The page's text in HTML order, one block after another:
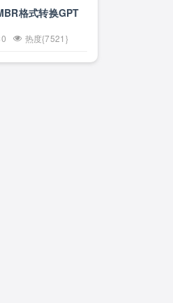
协议的基础上改成其他的
格式转换GPT
热度{7521}